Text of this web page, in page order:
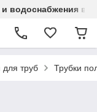
водоснабжения в
для труб Трубки